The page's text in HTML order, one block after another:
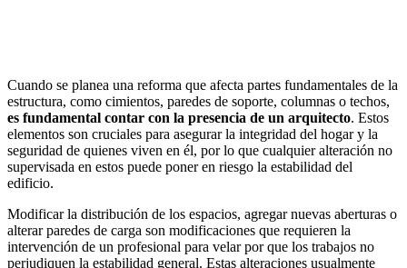
Cuando se planea una reforma que afecta partes fundamentales de la
estructura, como cimientos, paredes de soporte, columnas o techos,
es fundamental contar con la presencia de un arquitecto. Estos
elementos son cruciales para asegurar la integridad del hogar y la
seguridad de quienes viven en él, por lo que cualquier alteración no
supervisada en estos puede poner en riesgo la estabilidad del
edificio.
Modificar la distribución de los espacios, agregar nuevas aberturas o
alterar paredes de carga son modificaciones que requieren la
intervención de un profesional para velar por que los trabajos no
perjudiquen la estabilidad general. Estas alteraciones usualmente